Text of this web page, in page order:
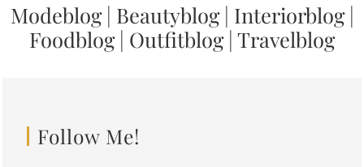
Modeblog| Beautyblog| Interiorblog|
Foodblog| Outfitblog| Travelblog
Follow Me!